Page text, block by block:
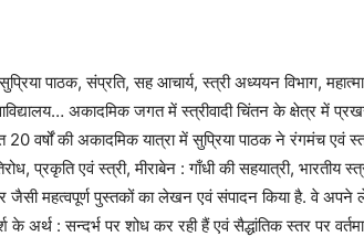
पाठक, संप्रति, सह आचार्य, स्त्री अध्ययन विभाग, महात्मा
अकादमिक जगत में स्त्रीवादी चिंतन के क्षेत्र में
20 वर्षों की अकादमिक यात्रा में सुप्रिया पाठक ने रंगमंच एवं
प्रकृति एवं स्त्री, मीराबेन : गाँधी की सहयात्री, भारतीय
जैसी महत्वपूर्ण पुस्तकों का लेखन एवं संपादन किया है. वे अपने
के अर्थ : सन्दर्भ पर शोध कर रही हैं एवं सैद्धांतिक स्तर पर